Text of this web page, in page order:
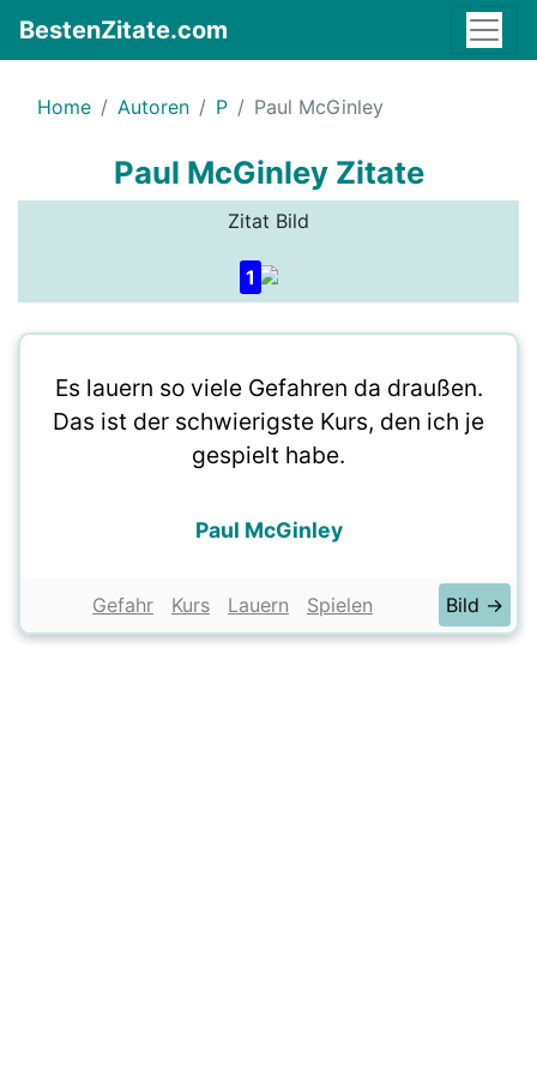
BestenZitate.com
Home Autoren P Paul McGinley
Paul McGinley Zitate
Zitat Bild
1
Es lauern so viele Gefahren da draußen.
Das ist der schwierigste Kurs, den ich je
gespielt habe.
Paul McGinley
Gefahr Kurs Lauern Spielen Bild →